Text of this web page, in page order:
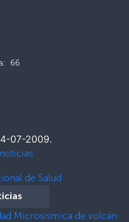
66
07-2009.
noticias
de Salud
Microsismica de volcán